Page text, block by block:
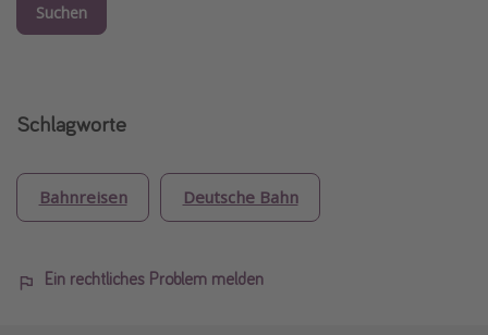
Suchen
Schlagworte
Bahnreisen Deutsche Bahn
Ein rechtliches Problem melden